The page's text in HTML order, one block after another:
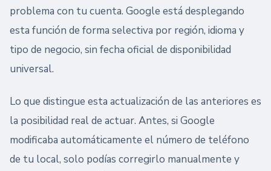
problema con tu cuenta. Google está desplegando
esta función de forma selectiva por región, idioma y
tipo de negocio, sin fecha oficial de disponibilidad
universal.
Lo que distingue esta actualización de las anteriores es
la posibilidad real de actuar. Antes, si Google
modificaba automáticamente el número de teléfono
de tu local, solo podías corregirlo manualmente y